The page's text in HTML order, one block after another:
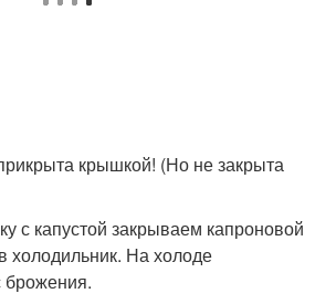
крышкой! (Но не закрыта
с капустой закрываем капроновой
холодильник. На холоде
брожения.